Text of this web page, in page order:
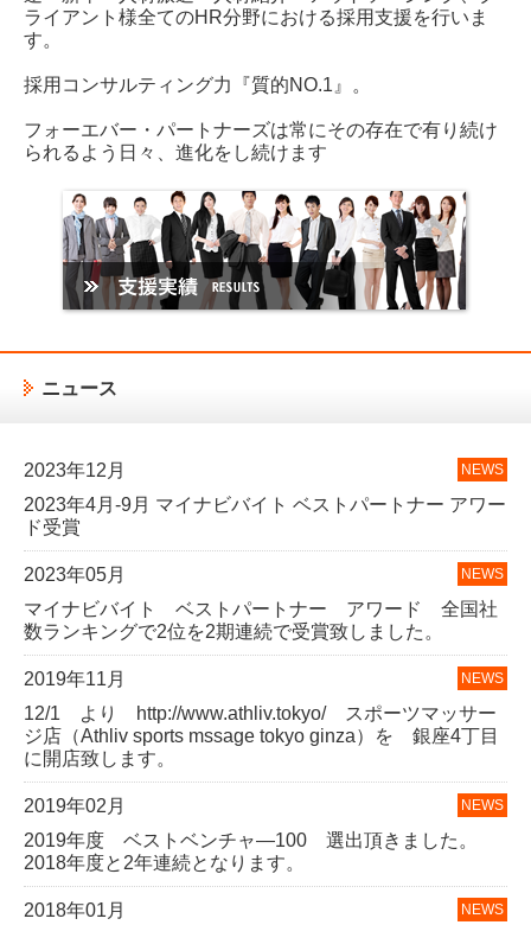
ライアント様全てのHR分野における採用支援を行いま
す。
採用コンサルティング力『質的NO.1』。
フォーエバー・パートナーズは常にその存在で有り続け
られるよう日々、進化をし続けます
ニュース
2023年12月
2023年4月-9月 マイナビバイト ベストパートナー アワー
ド受賞
2023年05月
マイナビバイト ベストパートナー アワード 全国社
数ランキングで2位を2期連続で受賞致しました。
2019年11月
12/1 より http://www.athliv.tokyo/ スポーツマッサー
ジ店（Athliv sports mssage tokyo ginza）を 銀座4丁目
に開店致します。
2019年02月
2019年度 ベストベンチャ―100 選出頂きました。
2018年度と2年連続となります。
2018年01月